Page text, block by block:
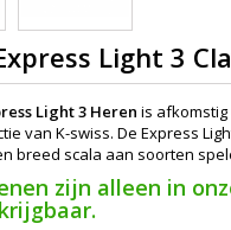
Light 3
Light 3 Heren is afkomstig
van K-swiss. De Express
breed scala aan soorten
zijn alleen in